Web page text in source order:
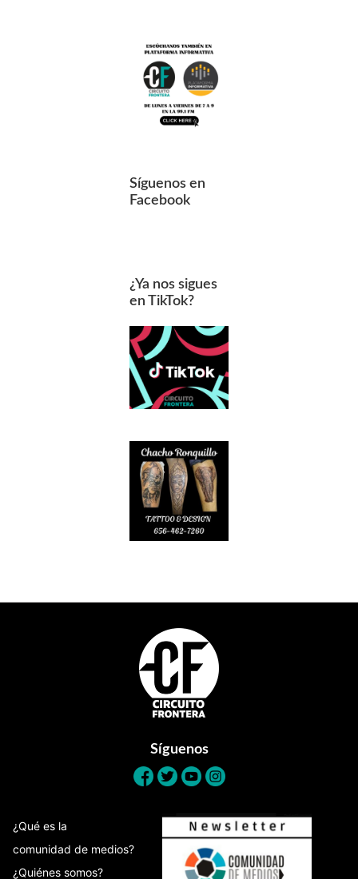
Síguenos en
Facebook
¿Ya nos sigues
en TikTok?
Síguenos
¿Qué es la
comunidad de medios?
¿Quiénes somos?